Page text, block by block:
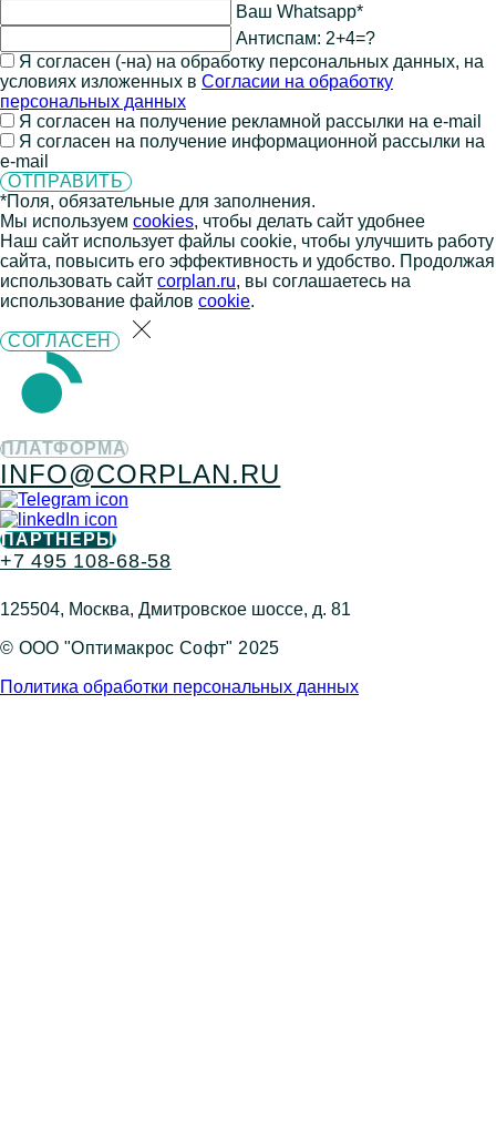
Ваш Whatsapp*
Антиспам: 2+4=?
Я согласен (-на) на обработку персональных данных, на
условиях изложенных в Согласии на обработку
персональных данных
Я согласен на получение рекламной рассылки на e-mail
Я согласен на получение информационной рассылки на
e-mail
*Поля, обязательные для заполнения.
Мы используем cookies, чтобы делать сайт удобнее
Наш сайт использует файлы cookie, чтобы улучшить работу
сайта, повысить его эффективность и удобство. Продолжая
использовать сайт corplan.ru, вы соглашаетесь на
использование файлов cookie.
СОГЛАСЕН
ПЛАТФОРМА
INFO@CORPLAN.RU
ПАРТНЕРЫ
+7 495 108-68-58
125504, Москва, Дмитровское шоссе, д. 81
© ООО "Оптимакрос Софт" 2025
Политика обработки персональных данных